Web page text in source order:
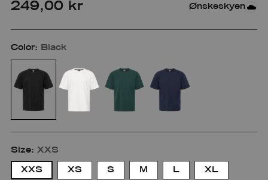
Regular
249,00 kr Ønskeskyen
Color: Black
Size: XXS
XXS XS S M L XL